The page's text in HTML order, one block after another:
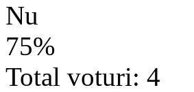
Nu
75%
Total voturi: 4